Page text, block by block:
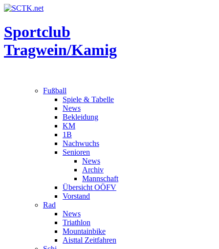
Sportclub
Tragwein/Kamig
Fußball
Spiele & Tabelle
News
Bekleidung
KM
1B
Nachwuchs
Senioren
News
Archiv
Mannschaft
Übersicht OÖFV
Vorstand
Rad
News
Triathlon
Mountainbike
Aisttal Zeitfahren